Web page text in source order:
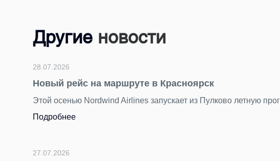
Другие новости
28.07.2026
Новый рейс на маршруте в Красноярск
Этой осенью Nordwind Airlines запускает из Пулково летную
Подробнее
27.07.2026